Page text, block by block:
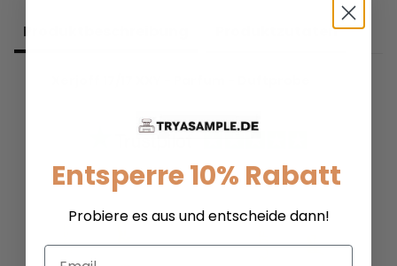
Produkt­beschreibung Produkt­zutaten
Entsperre 10% Rabatt
Probiere es aus und entscheide dann!
Email